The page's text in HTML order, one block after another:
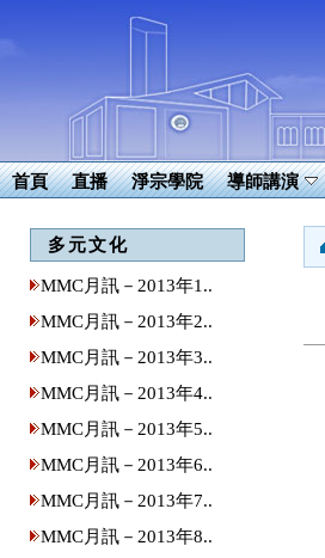
首頁 直播 淨宗學院 導師講演
多元文化
MMC月訊－2013年1..
MMC月訊－2013年2..
MMC月訊－2013年3..
MMC月訊－2013年4..
MMC月訊－2013年5..
MMC月訊－2013年6..
MMC月訊－2013年7..
MMC月訊－2013年8..